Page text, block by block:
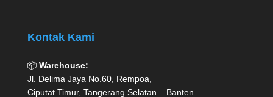
Kontak Kami
📦 Warehouse:
Jl. Delima Jaya No.60, Rempoa,
Ciputat Timur, Tangerang Selatan – Banten